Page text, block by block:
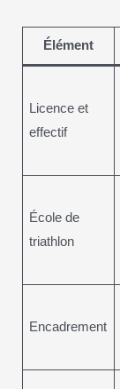
Élément
Licence et
effectif
École de
triathlon
Encadrement